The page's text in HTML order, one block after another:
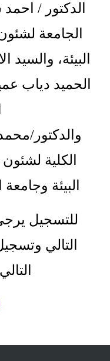
الدكتور /
الجامعة
البيئة، والسيد
الحميد دياب
والدكتور/
الكلية
البيئة
للتسجيل
التالي